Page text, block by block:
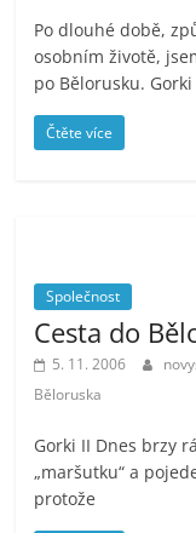
Po dlouhé době,
osobním životě,
po Bělorusku.
Čtěte více
Společnost
Cesta do
5. 11. 2006
Běloruska
Gorki II Dnes brzy
„maršutku“ a
protože